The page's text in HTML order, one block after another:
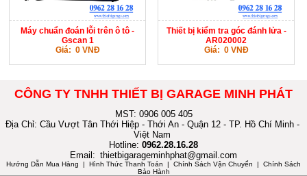
Máy chuẩn đoán lỗi trên ô tô -
Gscan 1
Giá: 0 VNĐ
Thiết bị kiểm tra góc đánh lửa -
AR020002
Giá: 0 VNĐ
CÔNG TY TNHH THIẾT BỊ GARAGE MINH PHÁT
MST: 0906 005 405
Địa Chỉ: Cầu Vượt Tân Thới Hiệp - Thới An - Quận 12 - TP. Hồ Chí Minh -
Việt Nam
Hotline: 0962.28.16.28
Email: thietbigarageminhphat@gmail.com
Hướng Dẫn Mua Hàng | Hình Thức Thanh Toán | Chính Sách Vận Chuyển | Chính Sách
Bảo Hành